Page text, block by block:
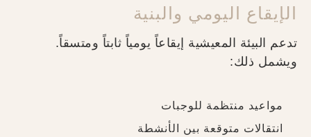
الإيقاع اليومي والبنية
تدعم البيئة المعيشية إيقاعاً يومياً ثابتاً ومتسقاً.
ويشمل ذلك:
مواعيد منتظمة للوجبات
انتقالات متوقعة بين الأنشطة